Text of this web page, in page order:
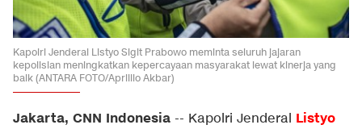
Kapolri Jenderal Listyo Sigit Prabowo meminta seluruh jajaran
kepolisian meningkatkan kepercayaan masyarakat lewat kinerja yang
baik (ANTARA FOTO/Aprillio Akbar)
Jakarta, CNN Indonesia -- Kapolri Jenderal Listyo